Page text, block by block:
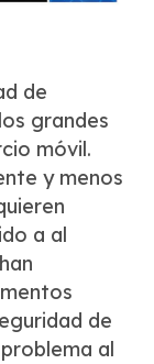
de
grandes
móvil.
y menos
a al
de
al